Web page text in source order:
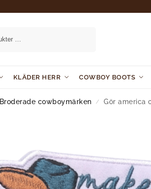
KLÄDER HERR COWBOY BOOTS
Broderade cowboymärken / Gör america